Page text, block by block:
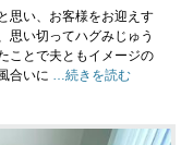
思い、お客様をお迎えす
思い切ってハグみじゅう
ことで夫ともイメージの
合いに …続きを読む